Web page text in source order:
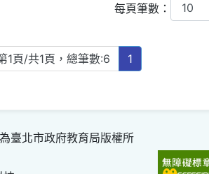
每頁筆數：
1頁/共1頁，總筆數:6 1
北市政府教育局版權所